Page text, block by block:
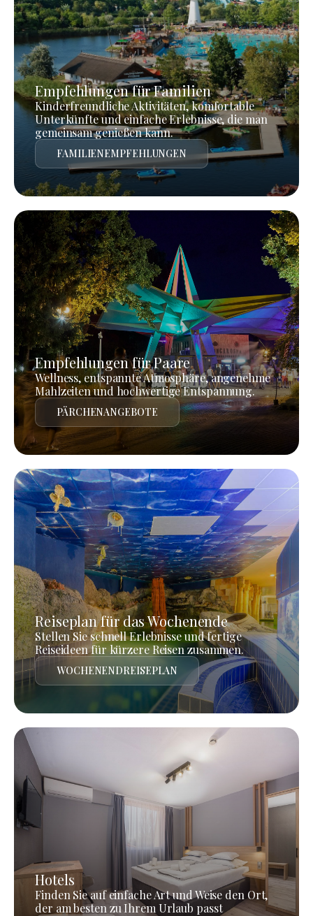
Empfehlungen für Familien
Kinderfreundliche Aktivitäten, komfortable
Unterkünfte und einfache Erlebnisse, die man
gemeinsam genießen kann.
FAMILIENEMPFEHLUNGEN
Empfehlungen für Paare
Wellness, entspannte Atmosphäre, angenehme
Mahlzeiten und hochwertige Entspannung.
PÄRCHENANGEBOTE
Reiseplan für das Wochenende
Stellen Sie schnell Erlebnisse und fertige
Reiseideen für kürzere Reisen zusammen.
WOCHENENDREISEPLAN
Hotels
Finden Sie auf einfache Art und Weise den Ort,
der am besten zu Ihrem Urlaub passt